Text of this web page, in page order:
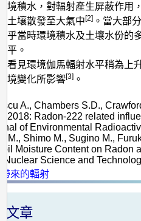
境積水，對輻射產生屏蔽作用
土壤散發至大氣中[2] 。當大部
乎當時環境積水及土壤水份的
平。
看見環境伽馬輻射水平稍為上
境變化所影響[3] 。
A., Chambers S.D.,
2018: Radon-222 related
of Environmental
M., Shimo M., Sugino M.,
Moisture Content on Radon
Nuclear Science and
來的輻射
文章